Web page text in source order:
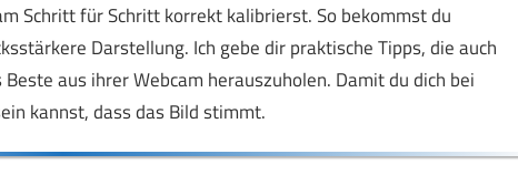
Schritt für Schritt korrekt kalibrierst. So bekommst du
Darstellung. Ich gebe dir praktische Tipps, die auch
aus ihrer Webcam herauszuholen. Damit du dich bei
kannst, dass das Bild stimmt.